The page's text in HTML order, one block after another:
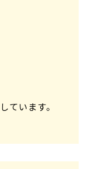
ています。